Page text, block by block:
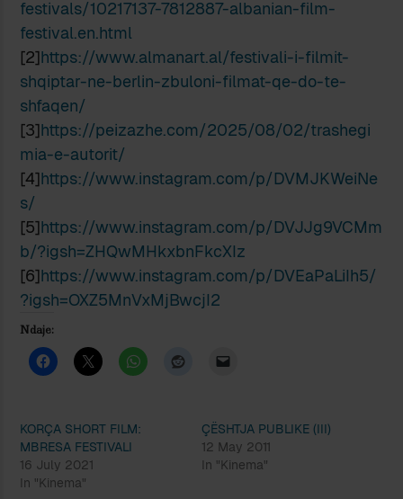
festivals/10217137-7812887-albanian-film-
festival.en.html
[2]https://www.almanart.al/festivali-i-filmit-
shqiptar-ne-berlin-zbuloni-filmat-qe-do-te-
shfaqen/
[3]https://peizazhe.com/2025/08/02/trashegi
mia-e-autorit/
[4]https://www.instagram.com/p/DVMJKWeiNe
s/
[5]https://www.instagram.com/p/DVJJg9VCMm
b/?igsh=ZHQwMHkxbnFkcXIz
[6]https://www.instagram.com/p/DVEaPaLiIh5/
?igsh=OXZ5MnVxMjBwcjI2
Ndaje:
KORÇA SHORT FILM:
MBRESA FESTIVALI
16 July 2021
In "Kinema"
ÇËSHTJA PUBLIKE (III)
12 May 2011
In "Kinema"